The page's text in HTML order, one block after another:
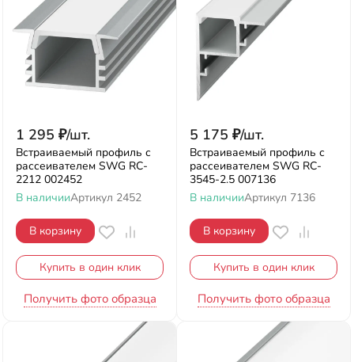
1 295 ₽/шт.
Встраиваемый профиль с
рассеивателем SWG RC-
2212 002452
В наличииАртикул 2452
В корзину
Купить в один клик
Получить фото образца
5 175 ₽/шт.
Встраиваемый профиль с
рассеивателем SWG RC-
3545-2.5 007136
В наличииАртикул 7136
В корзину
Купить в один клик
Получить фото образца